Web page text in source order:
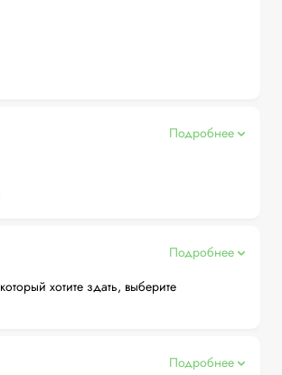
Подробнее
Подробнее
хотите здать, выберите
Подробнее